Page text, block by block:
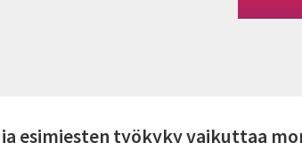
esimiesten työkyky vaikuttaa